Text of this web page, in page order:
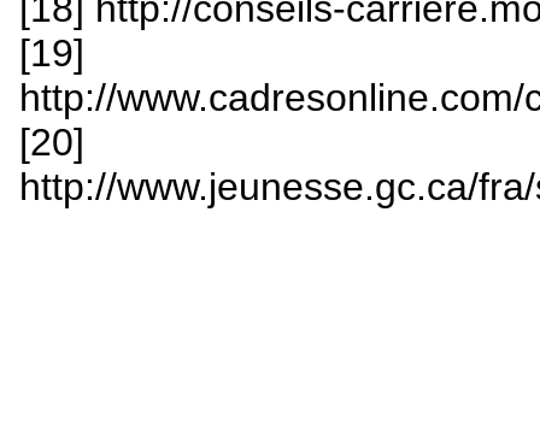
[19]
http://
[20]
http://www.jeunesse.gc.ca/